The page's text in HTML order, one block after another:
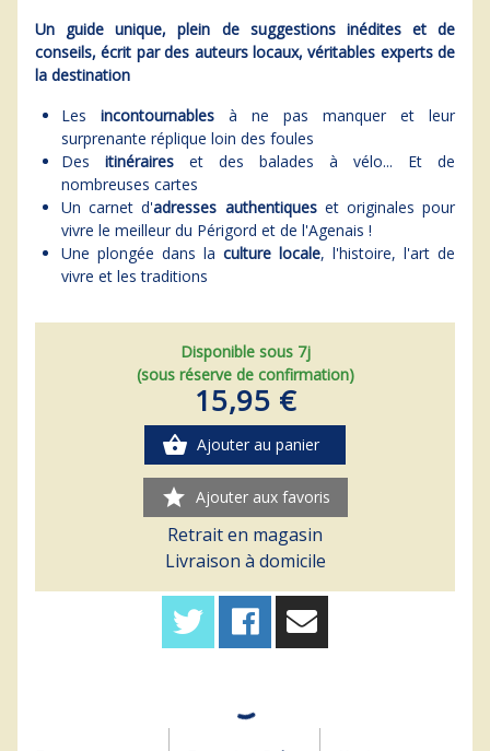
Un guide unique, plein de suggestions inédites et de
conseils, écrit par des auteurs locaux, véritables experts de
la destination
Les incontournables à ne pas manquer et leur
surprenante réplique loin des foules
Des itinéraires et des balades à vélo... Et de
nombreuses cartes
Un carnet d'adresses authentiques et originales pour
vivre le meilleur du Périgord et de l'Agenais !
Une plongée dans la culture locale, l'histoire, l'art de
vivre et les traditions
Disponible sous 7j
(sous réserve de confirmation)
15,95 €
shopping_basket Ajouter au panier
star Ajouter aux favoris
Retrait en magasin
Livraison à domicile